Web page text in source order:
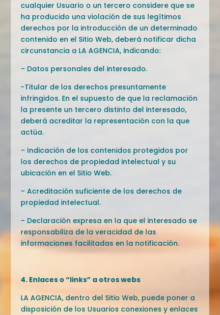
cualquier Usuario o un tercero considere que se
ha producido una violación de sus legítimos
derechos por la introducción de un determinado
contenido en el Sitio Web, deberá notificar dicha
circunstancia a LA AGENCIA, indicando:
– Datos personales del interesado.
-Titular de los derechos presuntamente
infringidos. En el supuesto de que la reclamación
la presente un tercero distinto del interesado,
deberá acreditar la representación con la que
actúa.
– Indicación de los contenidos protegidos por
los derechos de propiedad intelectual y su
ubicación en el Sitio Web.
– Acreditación suficiente de los derechos de
propiedad intelectual.
– Declaración expresa en la que el interesado se
responsabiliza de la veracidad de las
informaciones facilitadas en la notificación.
4. Enlaces o “links” a otros webs
LA AGENCIA, dentro del Sitio Web, puede poner a
disposición de los Usuarios conexiones y enlaces